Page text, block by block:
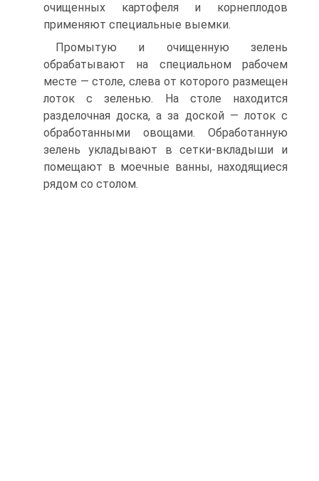
очищенных картофеля и корнеплодов
применяют специ­альные выемки.
Промытую и очищенную зелень
обрабатывают на специальном рабочем
месте — столе, слева от которого размещен
лоток с зеле­нью. На столе находится
разделочная доска, а за доской — лоток с
обработанными овощами. Обработанную
зелень укладывают в сет­ки-вкладыши и
помещают в моечные ванны, находящиеся
рядом со столом.